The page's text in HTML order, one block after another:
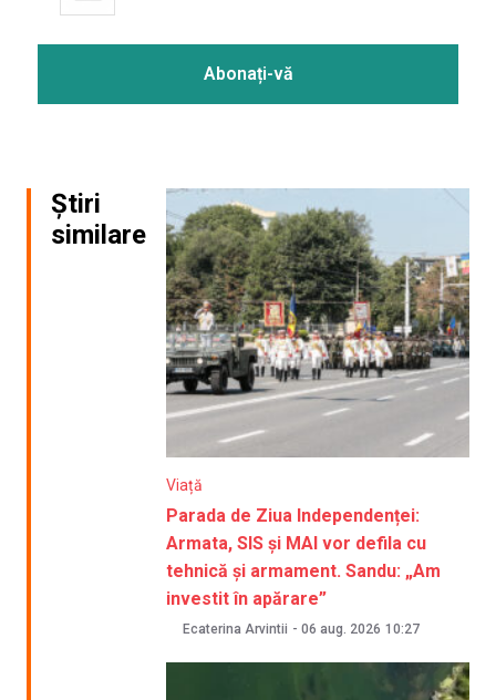
Știri
similare
Viață
Parada de Ziua Independenței:
Armata, SIS și MAI vor defila cu
tehnică și armament. Sandu: „Am
investit în apărare”
Ecaterina Arvintii - 06 aug. 2026 10:27